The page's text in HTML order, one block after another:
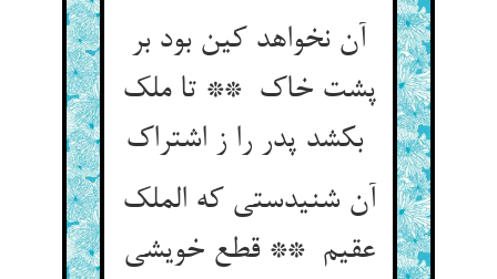
آن نخواهد کین بود بر
پشت خاک ** تا ملک
بکشد پدر را ز اشتراک
آن شنیدستی که الملک
عقیم ** قطع خویشی